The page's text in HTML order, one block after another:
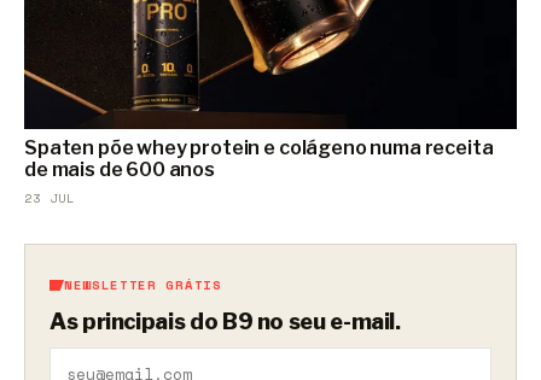
Spaten põe whey protein e colágeno numa receita
de mais de 600 anos
23 JUL
NEWSLETTER GRÁTIS
As principais do B9 no seu e-mail.